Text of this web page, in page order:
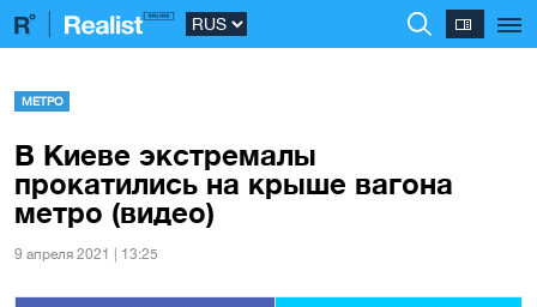
МЕТРО
В Киеве экстремалы
прокатились на крыше вагона
метро (видео)
9 апреля 2021 | 13:25